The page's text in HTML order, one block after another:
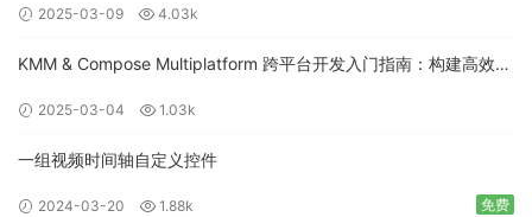
2025-03-09 4.03k
KMM & Compose Multiplatform 跨平台开发入门指南：构建高效的
2025-03-04 1.03k
一组视频时间轴自定义控件
2024-03-20 1.88k 免费